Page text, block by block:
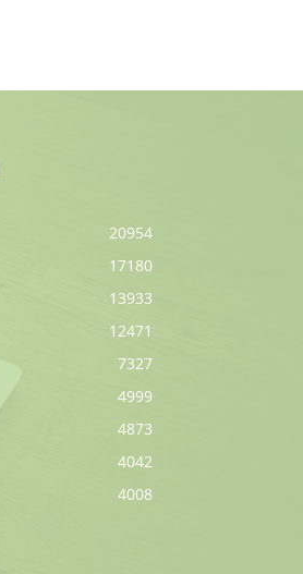
20954
17180
13933
12471
7327
4999
4873
4042
4008